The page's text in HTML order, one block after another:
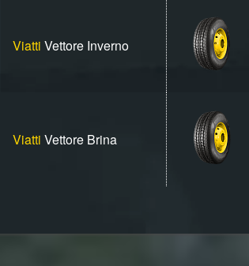
Viatti Vettore Inverno
Viatti Vettore Brina